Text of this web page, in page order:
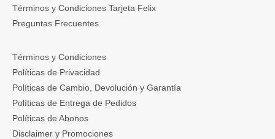
Términos y Condiciones Tarjeta Felix
Preguntas Frecuentes
Términos y Condiciones
Políticas de Privacidad
Políticas de Cambio, Devolución y Garantía
Políticas de Entrega de Pedidos
Políticas de Abonos
Disclaimer y Promociones